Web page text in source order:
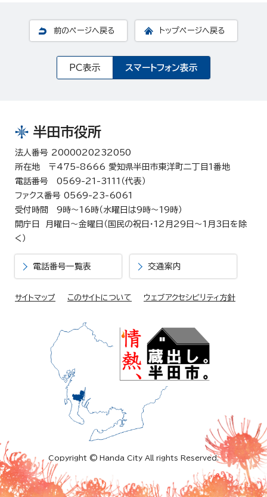
前のページへ戻る トップページへ戻る
PC表示 スマートフォン表示
半田市役所
法人番号 2000020232050
所在地 〒475-8666 愛知県半田市東洋町二丁目1番地
電話番号 0569-21-3111（代表）
ファクス番号 0569-23-6061
受付時間 9時～16時（水曜日は9時～19時）
開庁日 月曜日～金曜日（国民の祝日・12月29日～1月3日を除
く）
電話番号一覧表 交通案内
サイトマップ このサイトについて ウェブアクセシビリティ方針
Copyright © Handa City All rights Reserved.